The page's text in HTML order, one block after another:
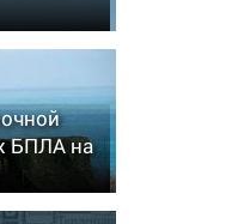
БПЛА на